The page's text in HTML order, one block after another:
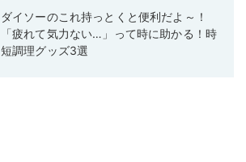
ダイソーのこれ持っとくと便利だよ～！
「疲れて気力ない…」って時に助かる！時
短調理グッズ3選